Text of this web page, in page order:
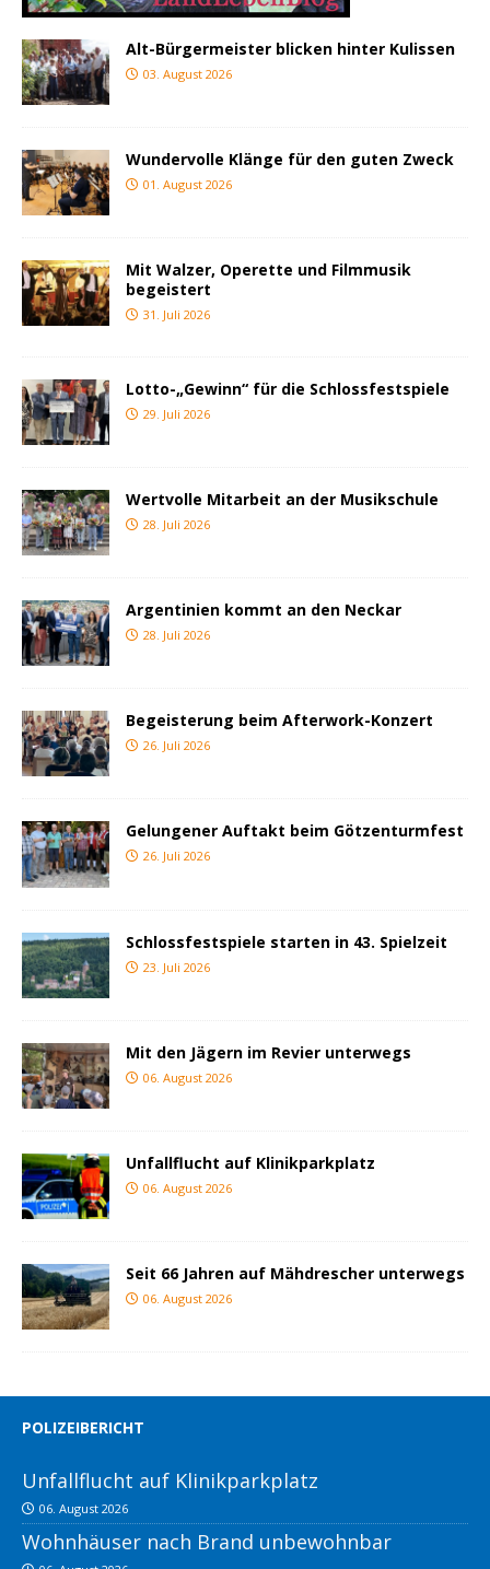
Alt-Bürgermeister blicken hinter Kulissen
03. August 2026
Wundervolle Klänge für den guten Zweck
01. August 2026
Mit Walzer, Operette und Filmmusik
begeistert
31. Juli 2026
Lotto-„Gewinn“ für die Schlossfestspiele
29. Juli 2026
Wertvolle Mitarbeit an der Musikschule
28. Juli 2026
Argentinien kommt an den Neckar
28. Juli 2026
Begeisterung beim Afterwork-Konzert
26. Juli 2026
Gelungener Auftakt beim Götzenturmfest
26. Juli 2026
Schlossfestspiele starten in 43. Spielzeit
23. Juli 2026
Mit den Jägern im Revier unterwegs
06. August 2026
Unfallflucht auf Klinikparkplatz
06. August 2026
Seit 66 Jahren auf Mähdrescher unterwegs
06. August 2026
POLIZEIBERICHT
Unfallflucht auf Klinikparkplatz
06. August 2026
Wohnhäuser nach Brand unbewohnbar